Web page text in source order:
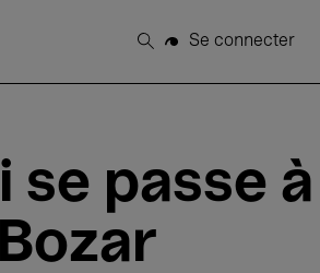
Rechercher
Se connecter
se passe à
Bozar